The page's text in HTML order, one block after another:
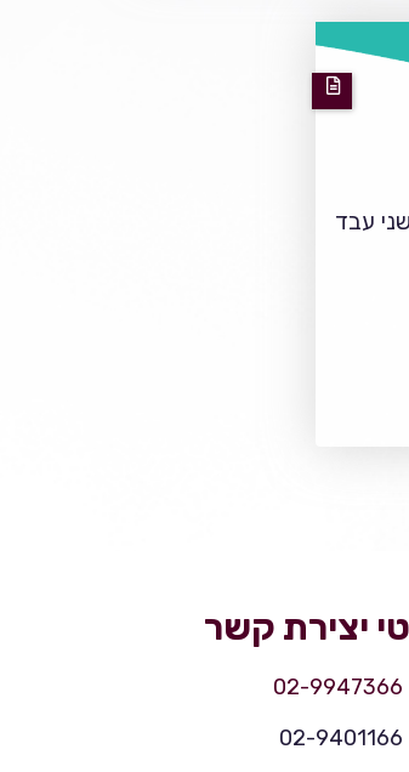
עבד
יצירת קשר
02-9947366
02-9401166